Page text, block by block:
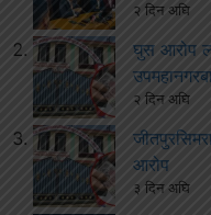
२ दिन अघि
घुस आरोप
२ दिन अघि
आरोप
३ दिन अघि